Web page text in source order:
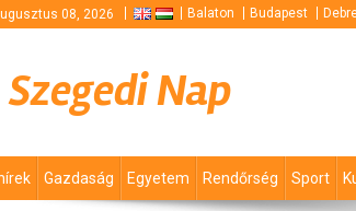
08, 2026 Balaton Budapest
Szegedi Nap
Gazdaság Egyetem Rendőrség Sport